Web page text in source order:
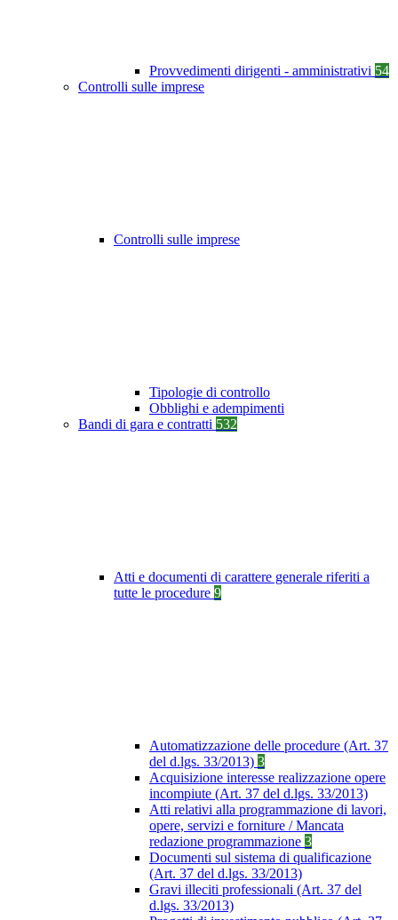
Provvedimenti dirigenti - amministrativi 54
Controlli sulle imprese
Controlli sulle imprese
Tipologie di controllo
Obblighi e adempimenti
Bandi di gara e contratti 532
Atti e documenti di carattere generale riferiti a
tutte le procedure 9
Automatizzazione delle procedure (Art. 37
del d.lgs. 33/2013) 3
Acquisizione interesse realizzazione opere
incompiute (Art. 37 del d.lgs. 33/2013)
Atti relativi alla programmazione di lavori,
opere, servizi e forniture / Mancata
redazione programmazione 3
Documenti sul sistema di qualificazione
(Art. 37 del d.lgs. 33/2013)
Gravi illeciti professionali (Art. 37 del
d.lgs. 33/2013)